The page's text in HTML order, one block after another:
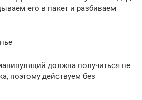
его в пакет и разбиваем
должна получиться не
поэтому действуем без